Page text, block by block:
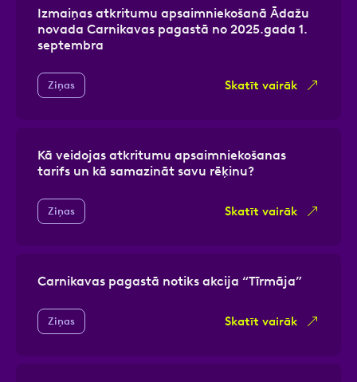
Izmaiņas atkritumu apsaimniekošanā Ādažu
novada Carnikavas pagastā no 2025.gada 1.
septembra
Ziņas Skatīt vairāk
Kā veidojas atkritumu apsaimniekošanas
tarifs un kā samazināt savu rēķinu?
Ziņas Skatīt vairāk
Carnikavas pagastā notiks akcija “Tīrmāja”
Ziņas Skatīt vairāk